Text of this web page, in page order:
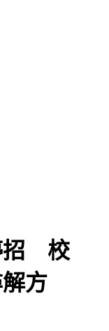
會影響您的消費意
招 校
方